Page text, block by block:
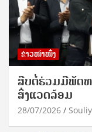
ຂ່າວໜ້າໜຶ່ງ
ສືບຕໍ່ຮ່ວມມືພັດທ
ສິ່ງແວດລ້ອມ
28/07/2026